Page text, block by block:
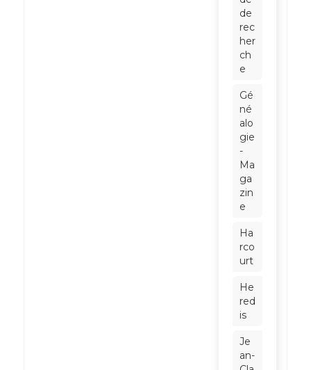
de
rec
her
ch
e
Gé
né
alo
gie
-
Ma
ga
zin
e
Ha
rco
urt
He
red
is
Je
an-